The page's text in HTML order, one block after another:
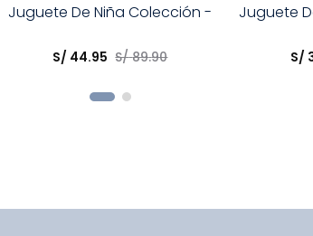
TallaJuguete De Niña Colección -
S/ 44.95 S/ 89.90
Talla
Juguete
S/